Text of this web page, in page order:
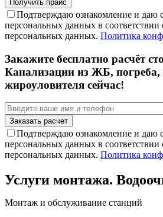
Подтверждаю ознакомление и даю
персональных данных в
персональных данных. Политика
Закажите бесплатно расчёт
Канализации из ЖБ,
жироуловителя сейчас!
Подтверждаю ознакомление и даю
персональных данных в
персональных данных. Политика
Услуги монтажа.
Монтаж и обслуживание станций